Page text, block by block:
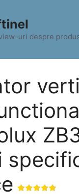
uri despre